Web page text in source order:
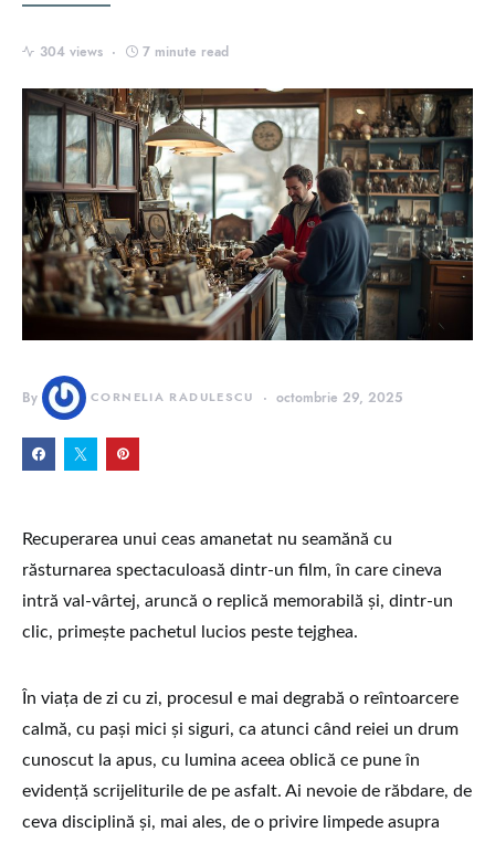
304 views 7 minute read
By CORNELIA RADULESCU octombrie 29, 2025
Recuperarea unui ceas amanetat nu seamănă cu
răsturnarea spectaculoasă dintr-un film, în care cineva
intră val-vârtej, aruncă o replică memorabilă și, dintr-un
clic, primește pachetul lucios peste tejghea.
În viața de zi cu zi, procesul e mai degrabă o reîntoarcere
calmă, cu pași mici și siguri, ca atunci când reiei un drum
cunoscut la apus, cu lumina aceea oblică ce pune în
evidență scrijeliturile de pe asfalt. Ai nevoie de răbdare, de
ceva disciplină și, mai ales, de o privire limpede asupra